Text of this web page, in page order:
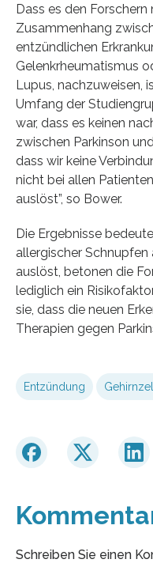
Dass es den
Zusammenhang
entzündlichen
Gelenkrheumatismus
Lupus, nachzuweisen,
Umfang der
war, dass es keinen
zwischen Parkinson
dass wir keine
nicht bei allen
auslöst”, so Bower.
Die Ergebnisse
allergischer
auslöst, betonen die
lediglich ein
sie, dass die neuen
Therapien gegen
Entzündung
Schreiben Sie einen